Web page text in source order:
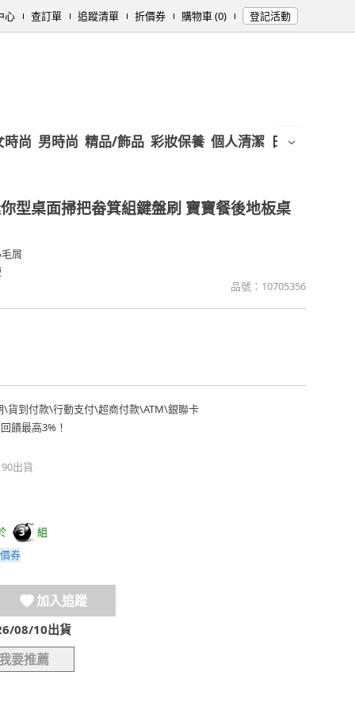
心 查訂單 追蹤清單 折價券 購物車 (0) 登記活動
時尚 男時尚 精品/飾品 彩妝保養 個人清潔 日用/紙品
型桌面掃把畚箕組鍵盤刷 寶寶餐後地板桌
屑
品號： 10705356
\貨到付款\行動支付\超商付款\ATM\銀聯卡
饋最高3%！
出貨
3
組
券
加入追蹤
08/10出貨
要推薦